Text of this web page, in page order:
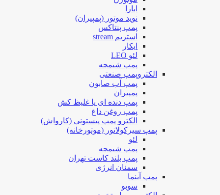
ابارا
نوید موتور (پمپیران)
پمپ پنتاکس
استریم stream
ایکار
لئو LEO
پمپ شیمجه
الکتروپمپ صنعتی
پمپ آب صابون
پمپیران
پمپ دنده ای یا غلیظ کش
پمپ روغن داغ
الکترو پمپ پیستونی (کارواش)
پمپ سیرکولاتور (موتورخانه)
لئو
پمپ شیمجه
پمپ بلند کاست تهران
سمنان انرژی
پمپ آبنما
سوبو